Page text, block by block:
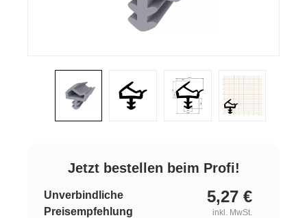
Jetzt bestellen beim Profi!
Unverbindliche
Preisempfehlung
5,27 €
inkl. MwSt.